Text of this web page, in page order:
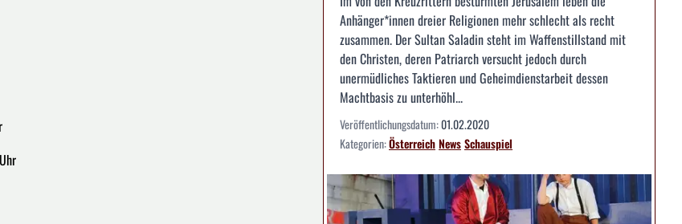
Anhänger*innen dreier Religionen mehr schlecht als recht
zusammen. Der Sultan Saladin steht im Waffenstillstand mit
den Christen, deren Patriarch versucht jedoch durch
unermüdliches Taktieren und Geheimdienstarbeit dessen
Machtbasis zu unterhöhl...
Veröffentlichungsdatum:01.02.2020
Kategorien:ÖsterreichNewsSchauspiel